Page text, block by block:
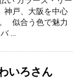
神戸、大阪を中心
似合う色で魅力
...
いろさん